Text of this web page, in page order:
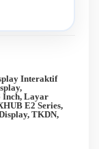
Interaktif
,
Inch, Layar
E2 Series,
, TKDN,